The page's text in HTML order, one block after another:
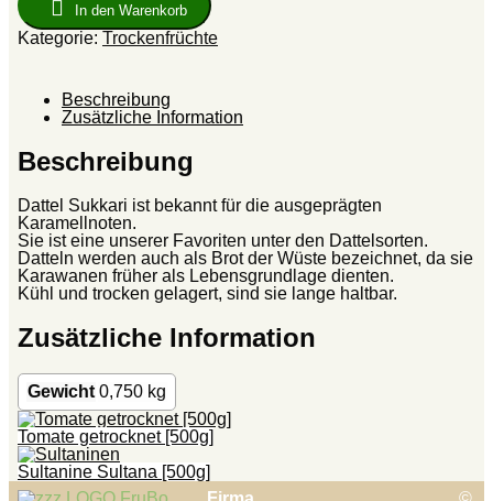
In den Warenkorb
Kategorie: Trockenfrüchte
Beschreibung
Zusätzliche Information
Beschreibung
Dattel Sukkari ist bekannt für die ausgeprägten
Karamellnoten.
Sie ist eine unserer Favoriten unter den Dattelsorten.
Datteln werden auch als Brot der Wüste bezeichnet, da sie
Karawanen früher als Lebensgrundlage dienten.
Kühl und trocken gelagert, sind sie lange haltbar.
Zusätzliche Information
Gewicht 0,750 kg
Tomate getrocknet [500g]
Sultanine Sultana [500g]